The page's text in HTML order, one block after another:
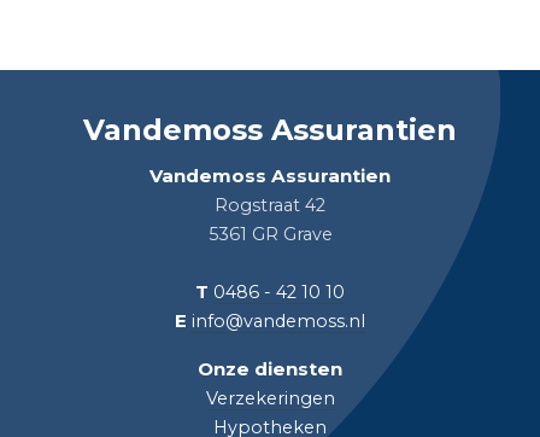
Vandemoss Assurantien
Vandemoss Assurantien
Rogstraat 42
5361 GR Grave
T 0486 - 42 10 10
E info@vandemoss.nl
Onze diensten
Verzekeringen
Hypotheken